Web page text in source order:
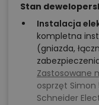
Stan
Instalacja
kompletna
(gniazda,
Zastosowane
osprzęt Simon
Schneider